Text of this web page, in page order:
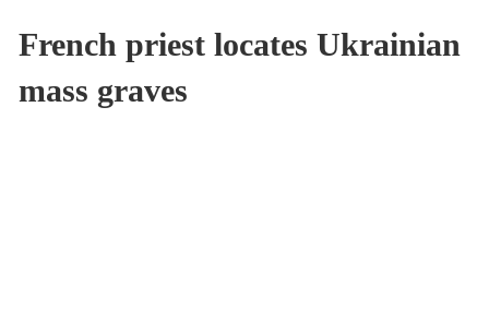
French priest locates Ukrainian
mass graves